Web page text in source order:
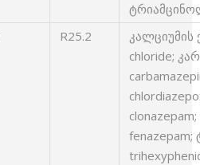
R25.2
კალციუმის
chloride;